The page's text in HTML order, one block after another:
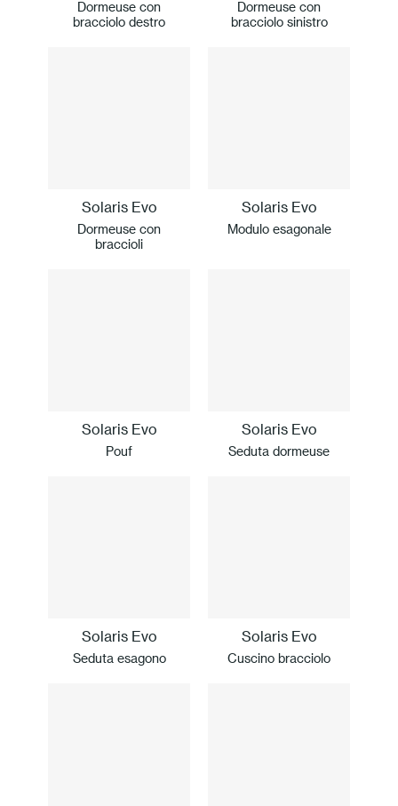
Dormeuse con
bracciolo destro
Dormeuse con
bracciolo sinistro
Solaris Evo
Dormeuse con
braccioli
Solaris Evo
Modulo esagonale
Solaris Evo
Pouf
Solaris Evo
Seduta dormeuse
Solaris Evo
Seduta esagono
Solaris Evo
Cuscino bracciolo